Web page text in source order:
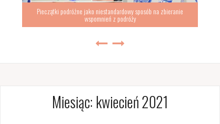
Pieczątki podróżne jako niestandardowy sposób na zbieranie
wspomnień z podróży
Miesiąc: kwiecień 2021